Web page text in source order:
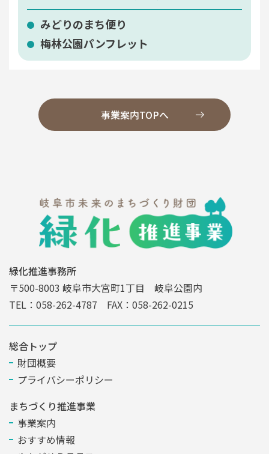
みどりのまち便り
梅林公園パンフレット
事業案内TOPへ
緑化推進事務所
〒500-8003 岐阜市大宮町1丁目 岐阜公園内
TEL：058-262-4787 FAX：058-262-0215
総合トップ
財団概要
プライバシーポリシー
まちづくり推進事業
事業案内
おすすめ情報